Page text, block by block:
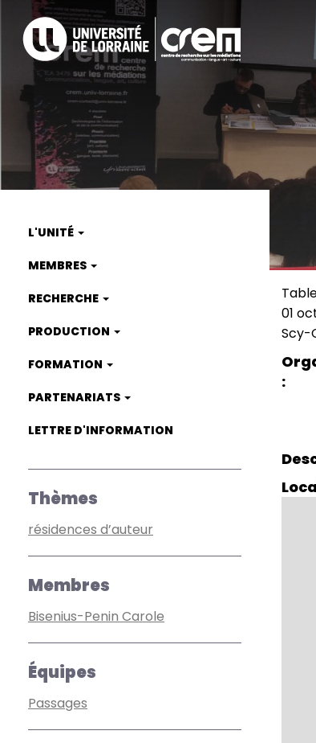
contenu
principal
L'UNITÉ
MEMBRES
RECHERCHE
PRODUCTION
FORMATION
PARTENARIATS
LETTRE D'INFORMATION
Thèmes
résidences d’auteur
Membres
Bisenius-Penin Carole
Équipes
Passages
de
01
Lieu
Scy-